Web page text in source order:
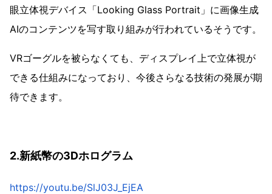
眼立体視デバイス「Looking Glass Portrait」に画像生成
AIのコンテンツを写す取り組みが行われているそうです。
VRゴーグルを被らなくても、ディスプレイ上で立体視が
できる仕組みになっており、今後さらなる技術の発展が期
待できます。
2.新紙幣の3Dホログラム
https://youtu.be/SlJ03J_EjEA